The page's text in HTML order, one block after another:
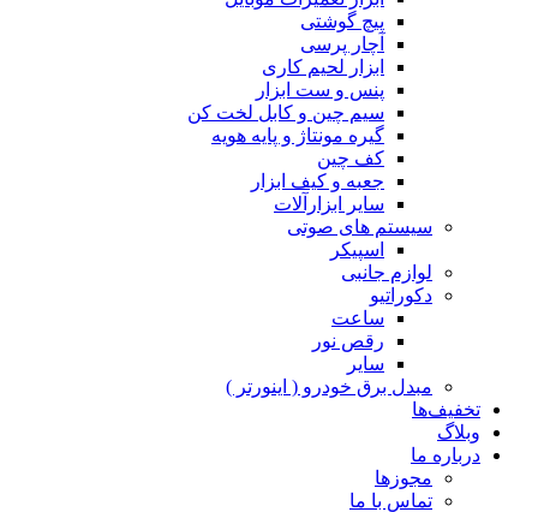
پیچ گوشتی
آچار پرسی
ابزار لحیم کاری
پنس و ست ابزار
سیم چین و کابل لخت کن
گیره مونتاژ و پایه هویه
کف چین
جعبه و کیف ابزار
سایر ابزارآلات
سیستم های صوتی
اسپیکر
لوازم جانبی
دکوراتیو
ساعت
رقص نور
سایر
مبدل برق خودرو ( اینورتر )
تخفیف‌ها
وبلاگ
درباره ما
مجوزها
تماس با ما